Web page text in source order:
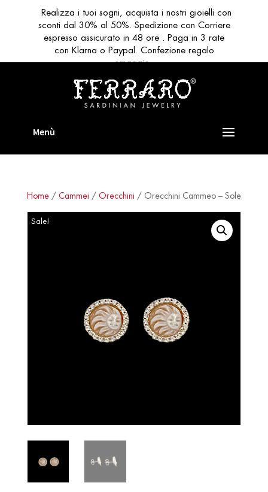
Home/ Cammei / Orecchini / Orecchini Cammeo – Sole
Sale!
Realizza i tuoi sogni, acquista i nostri gioielli con
sconti dal 30% al 50%. Spedizione con Corriere
espresso assicurato in 48 ore . Paga in 3 rate
con Klarna o Paypal. Confezione regalo
omaggio